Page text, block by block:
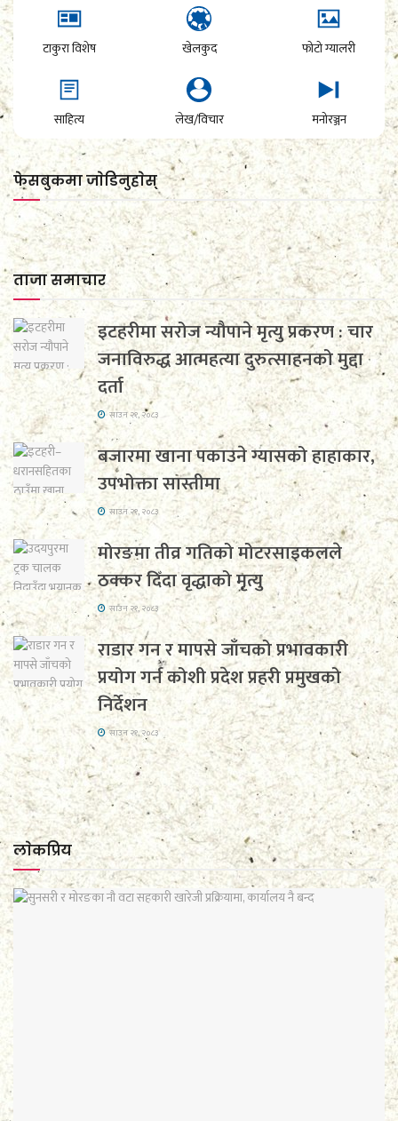
टाकुरा विशेष खेलकुद फोटो ग्यालरी
साहित्य लेख/विचार मनोरञ्जन
फेसबुकमा जाेडिनुहाेस्
ताजा समाचार
इटहरीमा सरोज न्यौपाने मृत्यु प्रकरण : चार
जनाविरुद्ध आत्महत्या दुरुत्साहनको मुद्दा
दर्ता
साउन २१, २०८३
बजारमा खाना पकाउने ग्यासको हाहाकार,
उपभोक्ता सास्तीमा
साउन २१, २०८३
मोरङमा तीव्र गतिको मोटरसाइकलले
ठक्कर दिँदा वृद्धाको मृत्यु
साउन २१, २०८३
राडार गन र मापसे जाँचको प्रभावकारी
प्रयोग गर्न कोशी प्रदेश प्रहरी प्रमुखको
निर्देशन
साउन २१, २०८३
लाेकप्रिय